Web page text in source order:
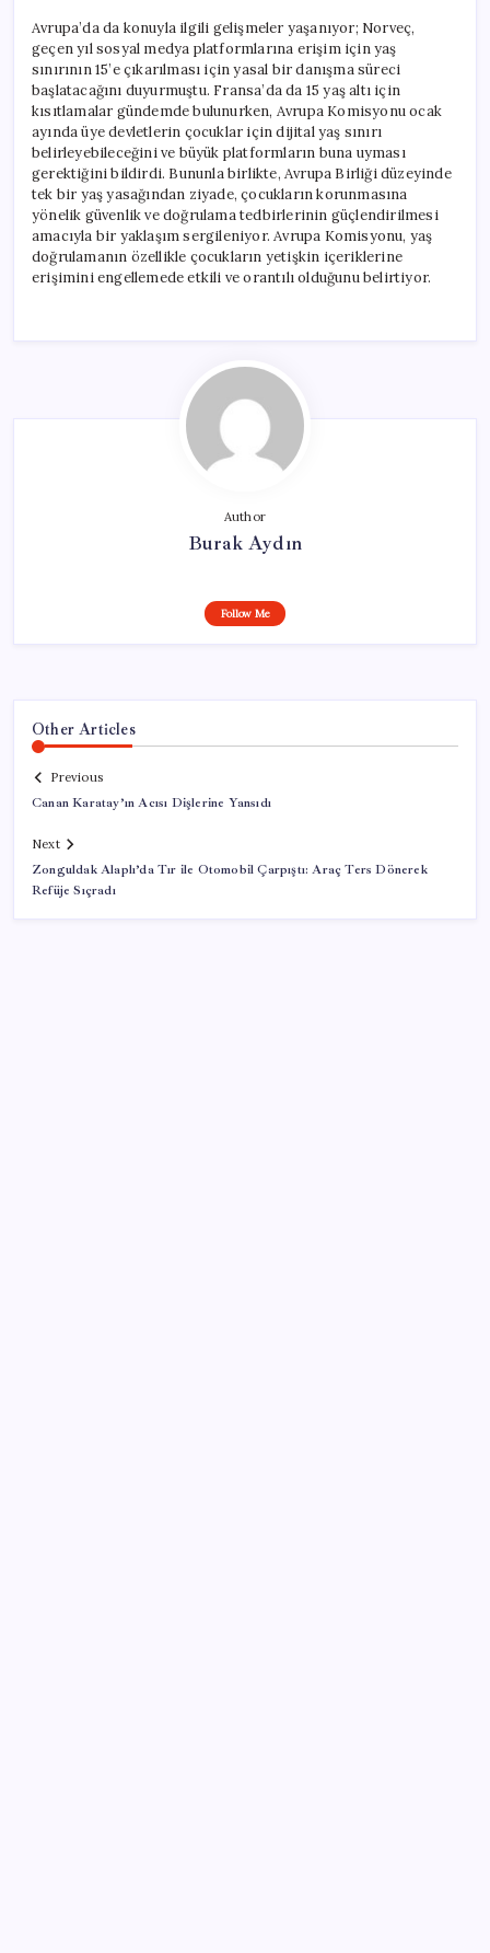
Avrupa’da da konuyla ilgili gelişmeler yaşanıyor; Norveç,
geçen yıl sosyal medya platformlarına erişim için yaş
sınırının 15’e çıkarılması için yasal bir danışma süreci
başlatacağını duyurmuştu. Fransa’da da 15 yaş altı için
kısıtlamalar gündemde bulunurken, Avrupa Komisyonu ocak
ayında üye devletlerin çocuklar için dijital yaş sınırı
belirleyebileceğini ve büyük platformların buna uyması
gerektiğini bildirdi. Bununla birlikte, Avrupa Birliği düzeyinde
tek bir yaş yasağından ziyade, çocukların korunmasına
yönelik güvenlik ve doğrulama tedbirlerinin güçlendirilmesi
amacıyla bir yaklaşım sergileniyor. Avrupa Komisyonu, yaş
doğrulamanın özellikle çocukların yetişkin içeriklerine
erişimini engellemede etkili ve orantılı olduğunu belirtiyor.
Author
Burak Aydın
Follow Me
Other Articles
Previous
Canan Karatay’ın Acısı Dişlerine Yansıdı
Next
Zonguldak Alaplı’da Tır ile Otomobil Çarpıştı: Araç Ters Dönerek
Refüje Sıçradı